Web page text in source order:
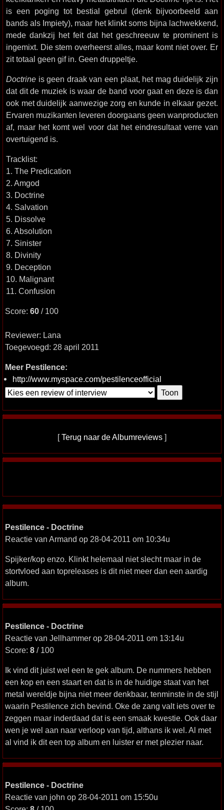
is een poging tot bestial gebrul (denk bijvoorbeeld aan
bands als Impiety), maar het klinkt soms bijna lachwekkend,
mede dankzij het feit dat het geschreeuw te prominent is
ingemixt. Die stem overheerst alles, maar komt niet over. Er
zit totaal geen gif in. Geen druppeltje.
Doctrine is geen draak van een plaat, het mag duidelijk zijn
dat dit de muziek is waar de band voor gaat en deze is dan
ook met duidelijk aanwezige zorg en kunde in elkaar gezet.
Ervaren muzikanten leveren doorgaans geen wanproducten
af, maar het komt wel voor dat het eindresultaat verre van
overtuigend is.
Tracklist:
1. The Predication
2. Amgod
3. Doctrine
4. Salvation
5. Dissolve
6. Absolution
7. Sinister
8. Divinity
9. Deception
10. Malignant
11. Confusion
Score: 60 / 100
Reviewer: Lana
Toegevoegd: 28 april 2011
Meer Pestilence:
http://www.myspace.com/pestilenceofficial
[Terug naar de Albumreviews ]
Pestilence - Doctrine
Reactie van Armand op 28-04-2011 om 10:34u
Spijker/kop enzo. Klinkt helemaal niet slecht maar in de
stortvloed aan topreleases is dit niet meer dan een aardig
album.
Pestilence - Doctrine
Reactie van Jellhammer op 28-04-2011 om 13:14u
Score: 8 / 100
Ik vind dit juist wel een te gek album. De nummers hebben
een kop en een staart en dat is in de huidige staat van het
metal wereldje bijna niet meer denkbaar, tenminste in de stijl
waarin Pestilence zich bevind. Oke de zang valt iets over te
zeggen maar inderdaad dat is een smaak kwestie. Ook daar
wen je wel aan naar verloop van tijd, althans ik wel. Al met
al vind ik dit een top album en luister er met plezier naar.
Pestilence - Doctrine
Reactie van john op 28-04-2011 om 15:50u